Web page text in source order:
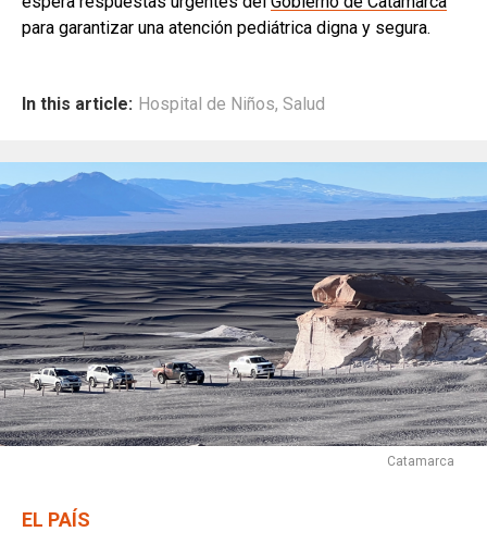
para garantizar una atención pediátrica digna y segura.
In this article: Hospital de Niños, Salud
Catamarca
EL PAÍS